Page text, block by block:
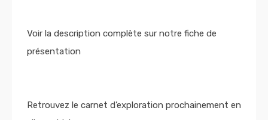
Voir la description complète sur notre fiche de
présentation
Retrouvez le carnet d’exploration prochainement en